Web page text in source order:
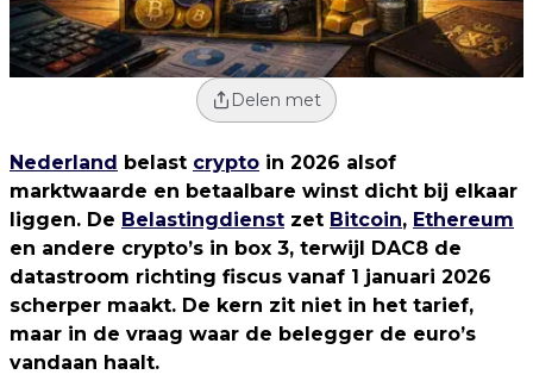
Delen met
Nederland belast crypto in 2026 alsof
marktwaarde en betaalbare winst dicht bij elkaar
liggen. De Belastingdienst zet Bitcoin, Ethereum
en andere crypto’s in box 3, terwijl DAC8 de
datastroom richting fiscus vanaf 1 januari 2026
scherper maakt. De kern zit niet in het tarief,
maar in de vraag waar de belegger de euro’s
vandaan haalt.